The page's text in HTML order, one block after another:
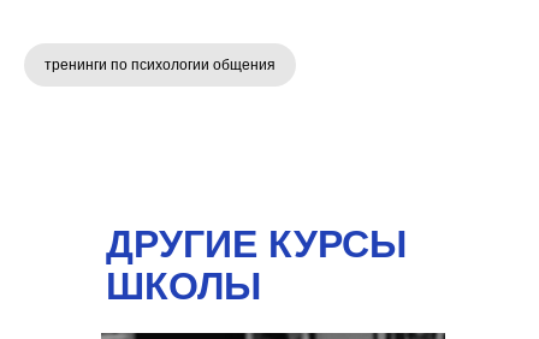
тренинги по психологии общения
ДРУГИЕ КУРСЫ
ШКОЛЫ